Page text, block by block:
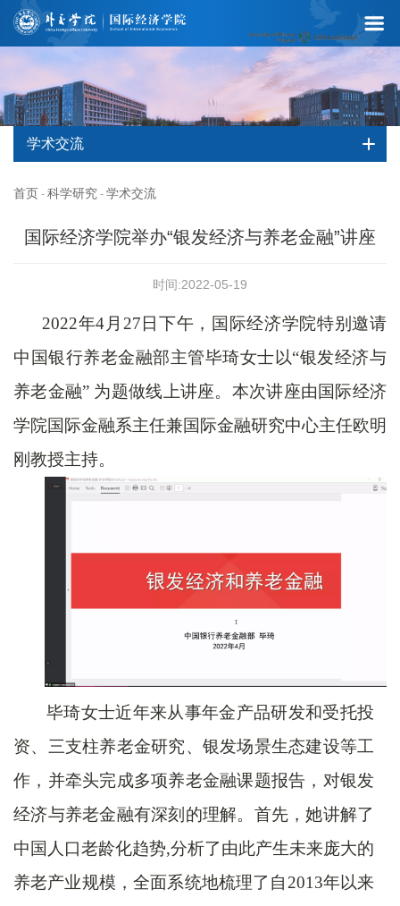
学术交流
首页 - 科学研究 - 学术交流
国际经济学院举办“银发经济与养老金融”讲座
时间:2022-05-19
2022年4月27日下午，国际经济学院特别邀请
中国银行养老金融部主管毕琦女士以“银发经济与
养老金融” 为题做线上讲座。本次讲座由国际经济
学院国际金融系主任兼国际金融研究中心主任欧明
刚教授主持。
毕琦女士近年来从事年金产品研发和受托投
资、三支柱养老金研究、银发场景生态建设等工
作，并牵头完成多项养老金融课题报告，对银发
经济与养老金融有深刻的理解。首先，她讲解了
中国人口老龄化趋势,分析了由此产生未来庞大的
养老产业规模，全面系统地梳理了自2013年以来